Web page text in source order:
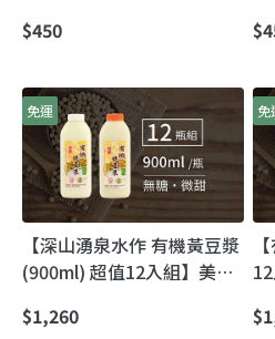
知道的濃醇豆香
$450
（
免運
【深山湧泉水作 有機黃豆漿
(900ml) 超值12入組】美式
機豆漿 奧丁丁最優惠直送到
$1,260
免
優